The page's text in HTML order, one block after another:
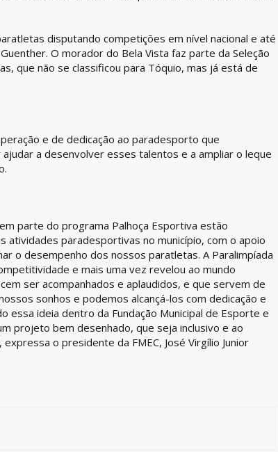
disputando competições em nível nacional e até
O morador do Bela Vista faz parte da Seleção
que não se classificou para Tóquio, mas já está de
e de dedicação ao paradesporto que
ajudar a desenvolver esses talentos e a ampliar o leque
parte do programa Palhoça Esportiva estão
atividades paradesportivas no município, com o apoio
o desempenho dos nossos paratletas. A Paralimpíada
e mais uma vez revelou ao mundo
ser acompanhados e aplaudidos, e que servem de
sonhos e podemos alcançá-los com dedicação e
essa ideia dentro da Fundação Municipal de Esporte e
projeto bem desenhado, que seja inclusivo e ao
o presidente da FMEC, José Virgílio Junior